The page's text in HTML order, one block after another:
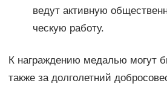
ведут активную
ческую работу.
К награждению медалью могут
также за долголетний